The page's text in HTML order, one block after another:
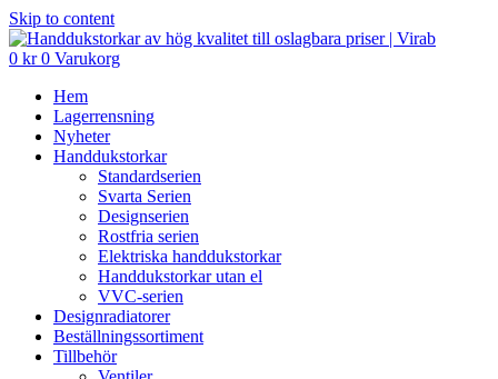
Skip to content
0 kr 0 Varukorg
Hem
Lagerrensning
Nyheter
Handdukstorkar
Standardserien
Svarta Serien
Designserien
Rostfria serien
Elektriska handdukstorkar
Handdukstorkar utan el
VVC-serien
Designradiatorer
Beställningssortiment
Tillbehör